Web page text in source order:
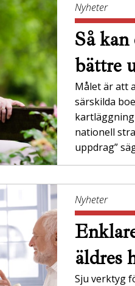
Nyheter
Så
bättre
Målet är att
särskilda
nationell
uppdrag”
Nyheter
äldres
Sju verktyg